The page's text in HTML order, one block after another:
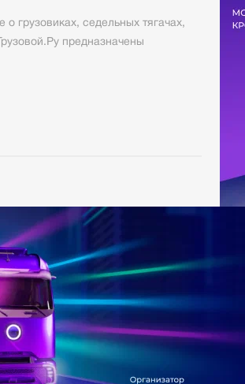
грузовиках, седельных тягачах,
предназначены